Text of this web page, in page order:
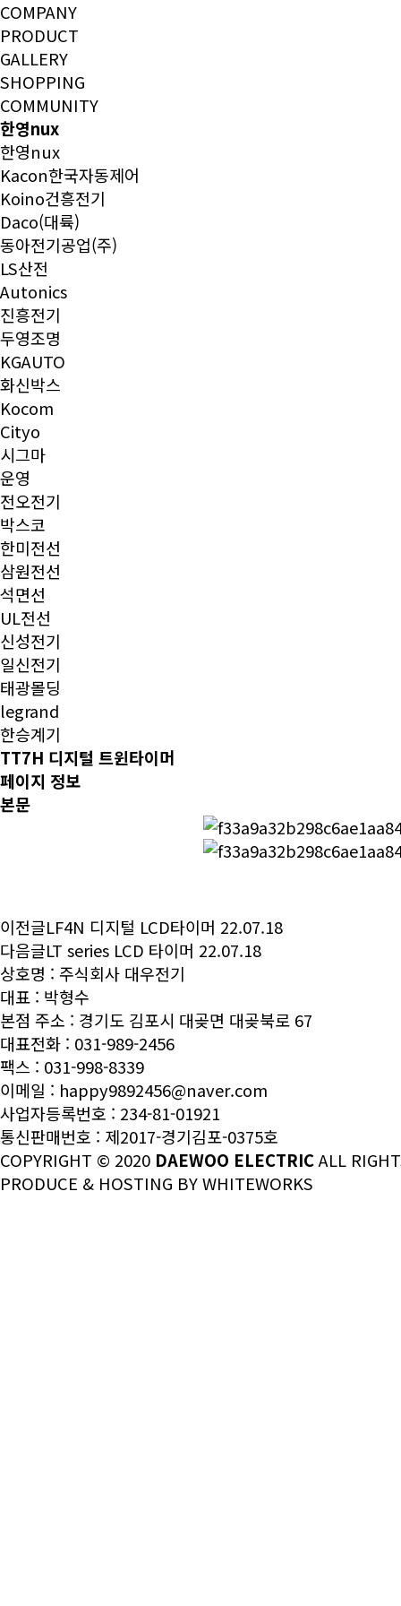
COMPANY
PRODUCT
GALLERY
SHOPPING
COMMUNITY
한영nux
한영nux
Kacon한국자동제어
Koino건흥전기
Daco(대륙)
동아전기공업(주)
LS산전
Autonics
진흥전기
두영조명
KGAUTO
화신박스
Kocom
Cityo
시그마
운영
전오전기
박스코
한미전선
삼원전선
석면선
UL전선
신성전기
일신전기
태광몰딩
legrand
한승계기
TT7H 디지털 트윈타이머
페이지 정보
본문
이전글LF4N 디지털 LCD타이머 22.07.18
다음글LT series LCD 타이머 22.07.18
상호명 : 주식회사 대우전기
대표 : 박형수
본점 주소 : 경기도 김포시 대곶면 대곶북로 67
대표전화 : 031-989-2456
팩스 : 031-998-8339
이메일 : happy9892456@naver.com
사업자등록번호 : 234-81-01921
통신판매번호 : 제2017-경기김포-0375호
COPYRIGHT © 2020 DAEWOO ELECTRICALL
PRODUCE & HOSTING BYWHITEWORKS